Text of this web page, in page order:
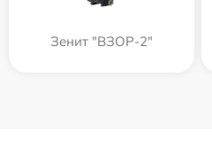
Зенит "ВЗОР-2"